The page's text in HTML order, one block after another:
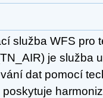
služba WFS pro
je služba
dat pomocí